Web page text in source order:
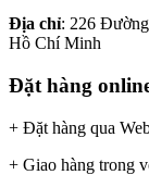
Địa chỉ: 226
Hồ Chí Minh
Đặt hàng
+ Đặt hàng qua
+ Giao hàng trong